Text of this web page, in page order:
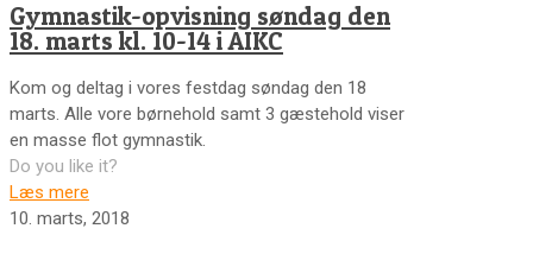
Gymnastik-opvisning søndag den
18. marts kl. 10-14 i AIKC
Kom og deltag i vores festdag søndag den 18
marts. Alle vore børnehold samt 3 gæstehold viser
en masse flot gymnastik.
Do you like it?
Læs mere
10. marts, 2018